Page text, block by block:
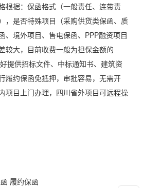
据： 保函格式 （一般责任、连带责
，是否特殊项目（采购供货类保函、质
、境外项目、售电保函、PPP融资项目
较大，目前收费一般为担保金额的
提供招标文件、中标通知书、建筑资
履约保函免抵押，审批容易，无需开
项目上门办理，四川省外项目可远程操
履约保函